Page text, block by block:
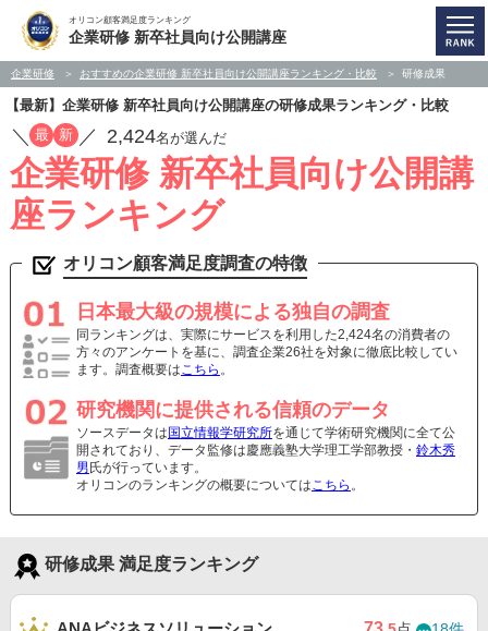
オリコン顧客満足度ランキング
企業研修 新卒社員向け公開講座
企業研修 おすすめの企業研修 新卒社員向け公開講座ランキング・比較 研修成果
【最新】企業研修 新卒社員向け公開講座の研修成果ランキング・比較
／ 最 新 ／ 2,424名が選んだ
企業研修 新卒社員向け公開講
座ランキング
オリコン顧客満足度調査の特徴
日本最大級の規模による独自の調査
同ランキングは、実際にサービスを利用した2,424名の消費者の
方々のアンケートを基に、調査企業26社を対象に徹底比較してい
ます。調査概要はこちら 。
研究機関に提供される信頼のデータ
ソースデータは 国立情報学研究所を通じて学術研究機関に全て公
開されており、データ監修は慶應義塾大学理工学部教授・ 鈴木秀
男 氏が行っています。
オリコンのランキングの概要についてはこちら 。
研修成果 満足度ランキング